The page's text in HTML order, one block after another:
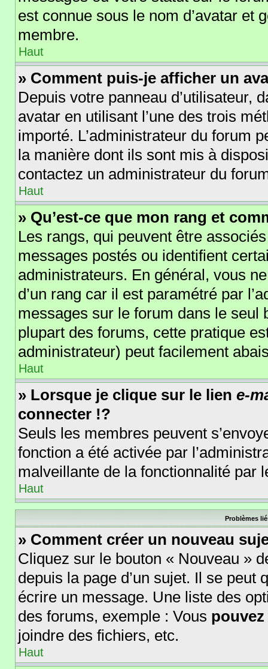
est connue sous le nom d’avatar et
membre.
Haut
» Comment puis-je afficher un
Depuis votre panneau d’utilisateur,
avatar en utilisant l’une des trois
importé. L’administrateur du forum
la manière dont ils sont mis à
contactez un administrateur du
Haut
» Qu’est-ce que mon rang et
Les rangs, qui peuvent être
messages postés ou identifient
administrateurs. En général, vous
d’un rang car il est paramétré par
messages sur le forum dans le seul
plupart des forums, cette pratique
administrateur) peut facilement
Haut
» Lorsque je clique sur le lien e-
connecter !?
Seuls les membres peuvent
fonction a été activée par
malveillante de la fonctionnalité par
Haut
Problèmes
» Comment créer un nouveau
Cliquez sur le bouton « Nouveau »
depuis la page d’un sujet. Il se peut
écrire un message. Une liste des
des forums, exemple : Vous pouvez
joindre des fichiers, etc.
Haut